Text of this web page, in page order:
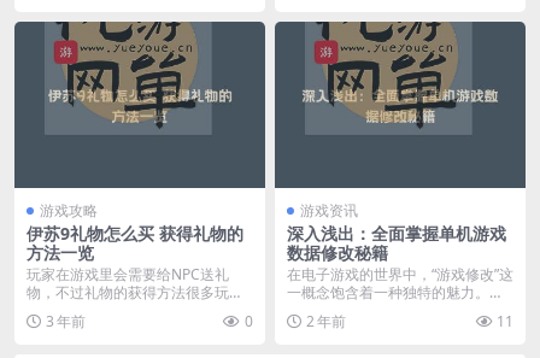
游戏攻略
伊苏9礼物怎么买 获得礼物的
方法一览
玩家在游戏里会需要给NPC送礼
物，不过礼物的获得方法很多玩家
不清楚，下面我们就为...
3 年前 0
游戏资讯
深入浅出：全面掌握单机游戏
数据修改秘籍
在电子游戏的世界中，“游戏修改”这
一概念饱含着一种独特的魅力。它
为玩家打开了一扇...
2 年前 11